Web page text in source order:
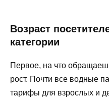
Возраст
категории
Первое, на что
рост. Почти все водные
тарифы для взрослых и